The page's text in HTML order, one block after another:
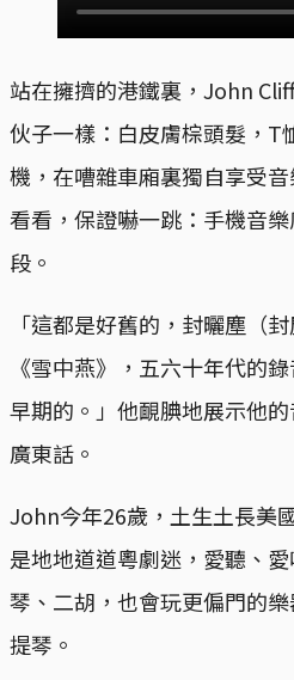
站在擁擠的港鐵裏，John
伙子一樣：白皮膚棕頭髮，T
機，在嘈雜車廂裏獨自享受
看看，保證嚇一跳：手機音
段。
「這都是好舊的，封曬塵（
《雪中燕》，五六十年代的
早期的。」他靦腆地展示他
廣東話。
John今年26歲，土生土長美
是地地道道粵劇迷，愛聽、
琴、二胡，也會玩更偏門的
提琴。